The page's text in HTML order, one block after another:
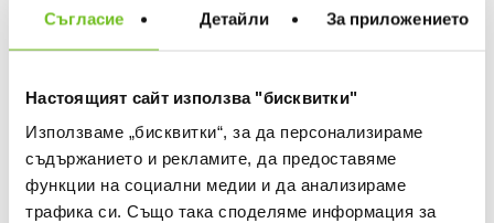
Съгласие Детайли За приложението
Настоящият сайт използва "бисквитки"
Използваме „бисквитки“, за да персонализираме
съдържанието и рекламите, да предоставяме
функции на социални медии и да анализираме
трафика си. Също така споделяме информация за